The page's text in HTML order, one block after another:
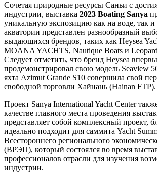
Сочетая природные ресурсы Саньи с
индустрии, выставка 2023 Boating Sanya
уникальную экспозицию как на воде, так
акватории представлен разнообразный
выдающихся брендов, таких как Heysea
MOANA YACHTS, Nautique Boats и Leopard
Следует отметить, что бренд Heysea
продемонстрировал свою модель Seaview
яхта Azimut Grande S10 совершила свой
свободной торговли Хайнань (Hainan FTP).
Проект Sanya International Yacht Center
качестве главного места проведения
представляет собой комплексный проект,
идеально подходит для саммита Yacht
Всестороннего регионального
(ВРЭП), который состоялся во время
профессионалов отрасли для изучения
индустрии.